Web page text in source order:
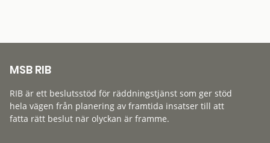
MSB RIB
RIB är ett beslutsstöd för räddningstjänst som ger stöd
hela vägen från planering av framtida insatser till att
fatta rätt beslut när olyckan är framme.